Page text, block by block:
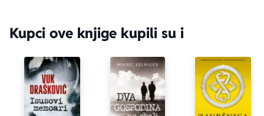
Kupci ove knjige kupili su i